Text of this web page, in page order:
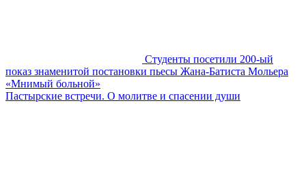
Студенты посетили 200-ый
показ знаменитой постановки пьесы Жана-Батиста Мольера
«Мнимый больной»
Пастырские встречи. О молитве и спасении души